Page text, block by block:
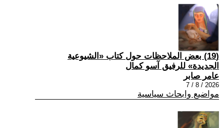
(19) بعض الملاحظات حول كتاب «الشيوعية
الجديدة» للرفيق آسو كمال
عامر صابر
2026 / 8 / 7
مواضيع وابحاث سياسية